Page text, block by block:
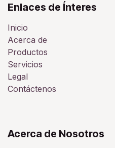
Enlaces de Ínteres
Inicio
Acerca de
Productos
Servicios
Legal
Contáctenos
Acerca de Nosotros